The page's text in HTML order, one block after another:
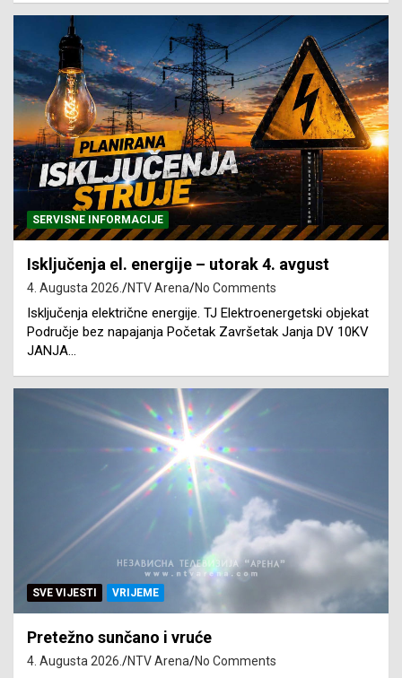
SERVISNE INFORMACIJE
Isključenja el. energije – utorak 4. avgust
4. Augusta 2026. NTV Arena No Comments
Isključenja električne energije. TJ Elektroenergetski objekat
Područje bez napajanja Početak Završetak Janja DV 10KV
JANJA…
SVE VIJESTI VRIJEME
Pretežno sunčano i vruće
4. Augusta 2026. NTV Arena No Comments